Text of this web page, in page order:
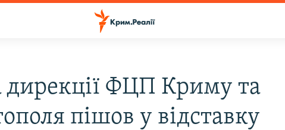
дирекції ФЦП Криму та
пішов у відставку